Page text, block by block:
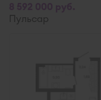
Пульсар